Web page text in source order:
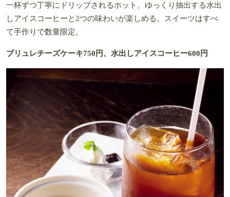
一杯ずつ丁寧にドリップされるホット、ゆっくり抽出する水出
しアイスコーヒーと2つの味わいが楽しめる。スイーツはすべ
て手作りで数量限定。
ブリュレチーズケーキ750円、水出しアイスコーヒー600円